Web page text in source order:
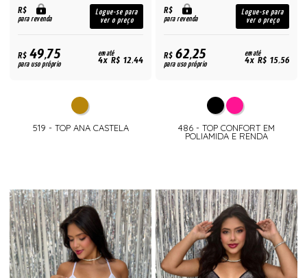
R$
para revenda
Logue-se para
ver o preço
R$49,75
para uso próprio
em até
4x R$ 12,44
519 - TOP ANA CASTELA
R$
para revenda
Logue-se para
ver o preço
R$62,25
para uso próprio
em até
4x R$ 15,56
486 - TOP CONFORT EM
POLIAMIDA E RENDA